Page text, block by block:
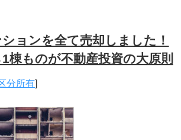
ョンを全て売却しました！
棟ものが不動産投資の大原則
分所有]